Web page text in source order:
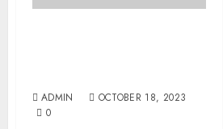
ADMIN
OCTOBER 18, 2023
0